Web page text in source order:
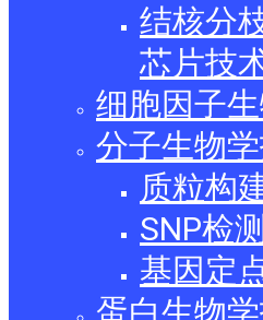
结核分
芯片技
细胞因子
分子生物
质粒构
SNP检测
基因定
蛋白生物